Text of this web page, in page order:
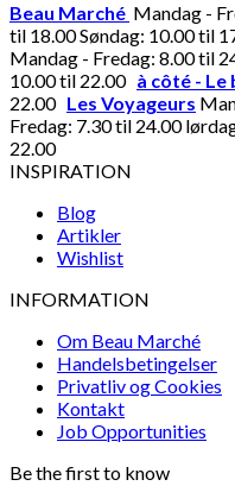
Beau Marché Mandag -
til 18.00 Søndag: 10.00 til
Mandag - Fredag: 8.00 til
10.00 til 22.00 à côté -
22.00 Les Voyageurs
Fredag: 7.30 til 24.00
22.00
INSPIRATION
Blog
Artikler
Wishlist
INFORMATION
Om Beau Marché
Handelsbetingelser
Privatliv og Cookies
Kontakt
Job Opportunities
Be the first to know